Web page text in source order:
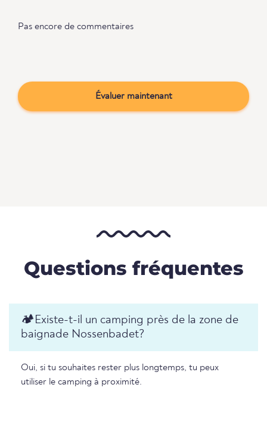
Pas encore de commentaires
Évaluer maintenant
Questions fréquentes
🏕️️Existe-t-il un camping près de la zone de
baignade Nossenbadet?
Oui, si tu souhaites rester plus longtemps, tu peux
utiliser le camping à proximité.